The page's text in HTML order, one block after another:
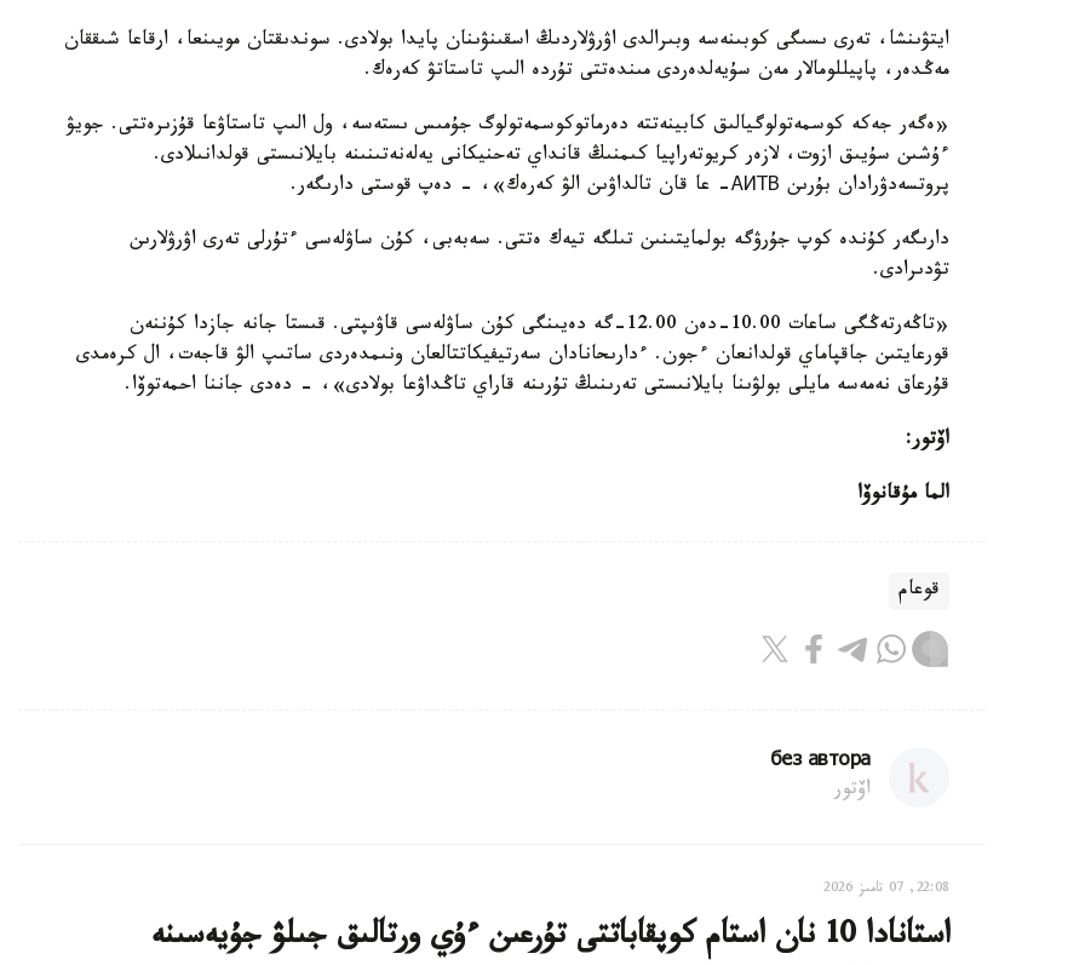
ايتۋىنشا، تەرى ىسىگى كوبىنەسە وبىرالدى اۋرۋلاردىڭ اسقىنۋىنان پايدا بولادى. سوندىقتان مويىنعا، ارقاعا شىققان
مەڭدەر، پاپيللومالار مەن سۇيەلدەردى مىندەتتى تۇردە الىپ تاستاتۋ كەرەك.
«ەگەر جەكە كوسمەتولوگيالىق كابينەتتە دەرماتوكوسمەتولوگ جۇمىس ىستەسە، ول الىپ تاستاۋعا قۇزىرەتتى. جويۋ
ءۇشىن سۇيىق ازوت، لازەر كريوتەراپيا كىمنىڭ قانداي تەحنيكانى يەلەنەتىنىنە بايلانىستى قولدانىلادى.
پروتسەدۋرادان بۇرىن АИТВ- عا قان تالداۋىن الۋ كەرەك»، - دەپ قوستى دارىگەر.
دارىگەر كۇندە كوپ جۇرۋگە بولمايتىنىن تىلگە تيەك ەتتى. سەبەبى، كۇن ساۋلەسى ءتۇرلى تەرى اۋرۋلارىن
تۋدىرادى.
«تاڭەرتەڭگى ساعات 10.00-دەن 12.00-گە دەيىنگى كۇن ساۋلەسى قاۋىپتى. قىستا جانە جازدا كۇننەن
قورعايتىن جاقپاماي قولدانعان ءجون. ءدارىحانادان سەرتيفيكاتتالعان ونىمدەردى ساتىپ الۋ قاجەت، ال كرەمدى
قۇرعاق نەمەسە مايلى بولۋىنا بايلانىستى تەرىنىڭ تۇرىنە قاراي تاڭداۋعا بولادى»، - دەدى جاننا احمەتوۆا.
اۆتور:
الما مۇقانوۆا
قوعام
без автора
اۆتور
22:08, 07 تامىز 2026
استانادا 10 نان استام كوپقاباتتى تۇرعىن ءۇي ورتالىق جىلۋ جۇيەسىنە